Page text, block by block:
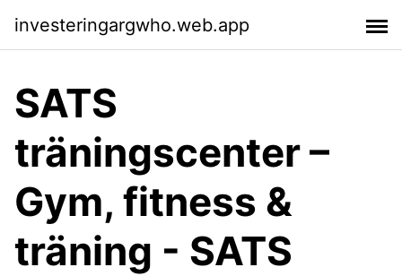
investeringargwho.web.app
SATS
träningscenter –
Gym, fitness &
träning - SATS